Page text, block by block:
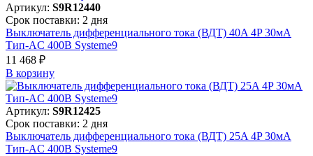
Артикул: S9R12440
Срок поставки: 2 дня
Выключатель дифференциального тока (ВДТ) 40A 4P 30мА
Тип-AC 400В Systeme9
11 468 ₽
В корзинy
Артикул: S9R12425
Срок поставки: 2 дня
Выключатель дифференциального тока (ВДТ) 25A 4P 30мА
Тип-AC 400В Systeme9